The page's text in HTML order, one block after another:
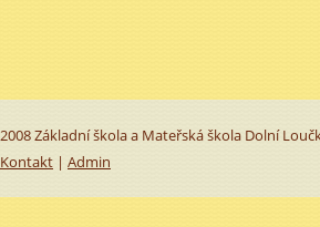
2008 Základní škola a Mateřská škola Dolní
Kontakt | Admin